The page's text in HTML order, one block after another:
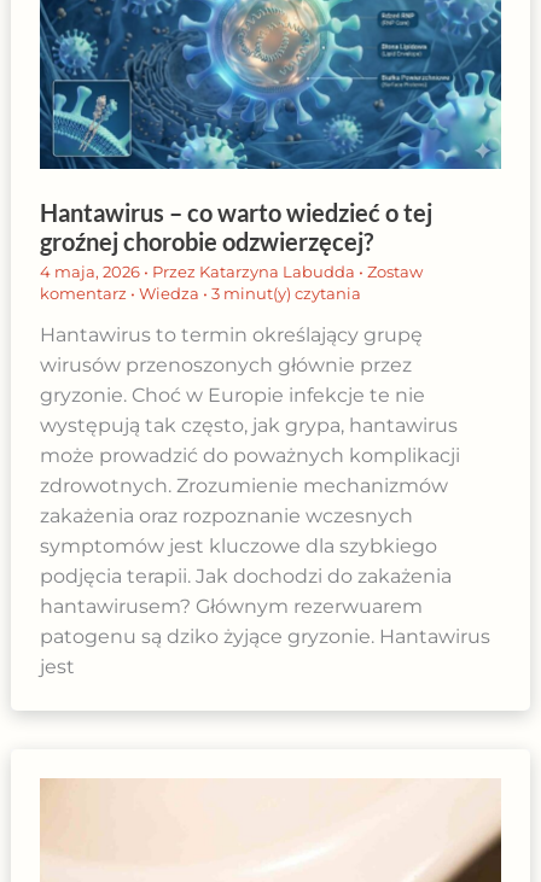
Hantawirus – co warto wiedzieć o tej
groźnej chorobie odzwierzęcej?
4 maja, 2026 • Przez Katarzyna Labudda • Zostaw
komentarz • Wiedza • 3 minut(y) czytania
Hantawirus to termin określający grupę
wirusów przenoszonych głównie przez
gryzonie. Choć w Europie infekcje te nie
występują tak często, jak grypa, hantawirus
może prowadzić do poważnych komplikacji
zdrowotnych. Zrozumienie mechanizmów
zakażenia oraz rozpoznanie wczesnych
symptomów jest kluczowe dla szybkiego
podjęcia terapii. Jak dochodzi do zakażenia
hantawirusem? Głównym rezerwuarem
patogenu są dziko żyjące gryzonie. Hantawirus
jest